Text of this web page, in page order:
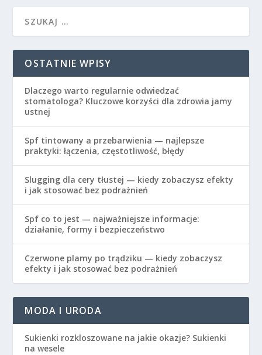
OSTATNIE WPISY
Dlaczego warto regularnie odwiedzać
stomatologa? Kluczowe korzyści dla zdrowia jamy
ustnej
Spf tintowany a przebarwienia — najlepsze
praktyki: łączenia, częstotliwość, błędy
Slugging dla cery tłustej — kiedy zobaczysz efekty
i jak stosować bez podrażnień
Spf co to jest — najważniejsze informacje:
działanie, formy i bezpieczeństwo
Czerwone plamy po trądziku — kiedy zobaczysz
efekty i jak stosować bez podrażnień
MODA I URODA
Sukienki rozkloszowane na jakie okazje? Sukienki
na wesele